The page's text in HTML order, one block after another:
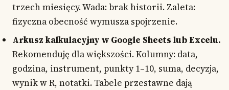
trzech miesięcy. Wada: brak historii. Zaleta:
fizyczna obecność wymusza spojrzenie.
Arkusz kalkulacyjny w Google Sheets lub Excelu.
Rekomenduję dla większości. Kolumny: data,
godzina, instrument, punkty 1–10, suma, decyzja,
wynik w R, notatki. Tabele przestawne dają